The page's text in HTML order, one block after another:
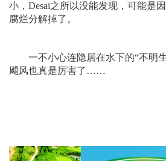
小，Desai之所以没能发现，可能是
腐烂分解掉了。
一不小心连隐居在水下的“不明生
飓风也真是厉害了……